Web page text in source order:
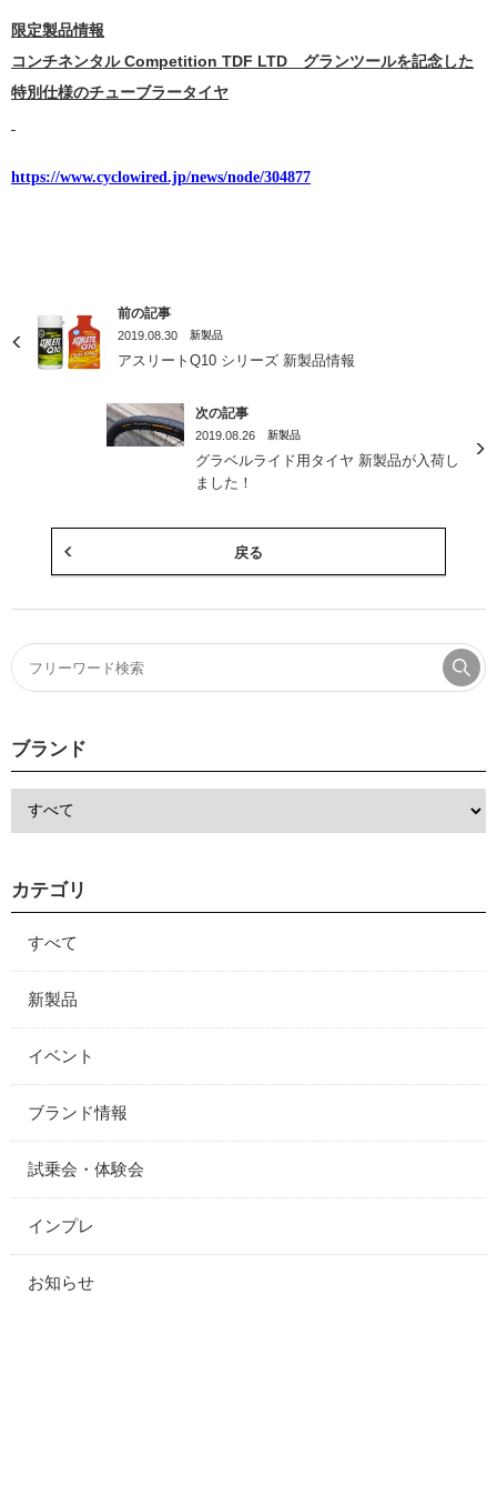
限定製品情報
コンチネンタル Competition TDF LTD グランツールを記念した
特別仕様のチューブラータイヤ
https://www.cyclowired.jp/news/node/304877
前の記事
2019.08.30 新製品
アスリートQ10 シリーズ 新製品情報
次の記事
2019.08.26 新製品
グラベルライド用タイヤ 新製品が入荷し
ました！
戻る
ブランド
カテゴリ
すべて
新製品
イベント
ブランド情報
試乗会・体験会
インプレ
お知らせ